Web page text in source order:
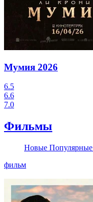
Мумия 2026
6.5
6.6
7.0
Фильмы
Новые Популярные
фильм